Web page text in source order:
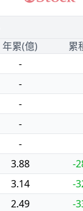
年累(億)
累
-
-
-
-
-
3.88
-
3.14
-
2.49
-